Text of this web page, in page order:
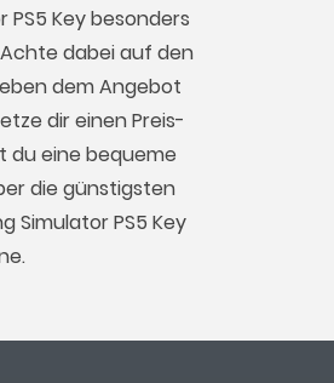
PS5 Key besonders
dabei auf den
dem Angebot
dir einen Preis-
du eine bequeme
die günstigsten
Simulator PS5 Key